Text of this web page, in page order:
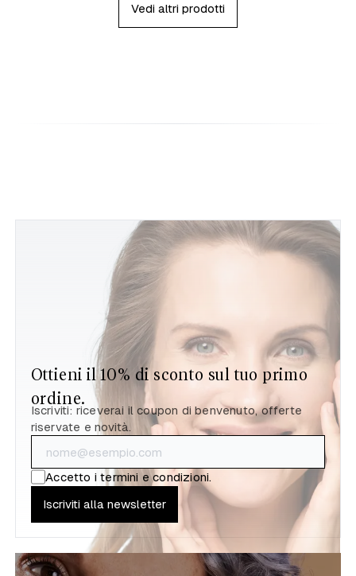
Vedi altri prodotti
Ottieni il 10% di sconto sul tuo primo
ordine.
Iscriviti: riceverai il coupon di benvenuto, offerte
riservate e novità.
Accetto itermini e condizioni.
Iscriviti alla newsletter